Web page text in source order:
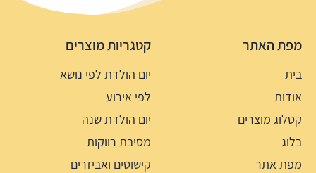
מפת האתר
בית
אודות
קטלוג מוצרים
בלוג
מפת אתר
קטגריות מוצרים
יום הולדת לפי נושא
לפי אירוע
יום הולדת שנה
מסיבת רווקות
קישוטים ואביזרים